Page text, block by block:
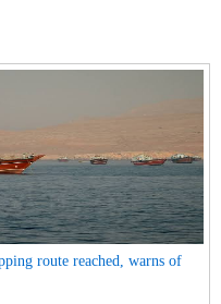
route reached, warns of